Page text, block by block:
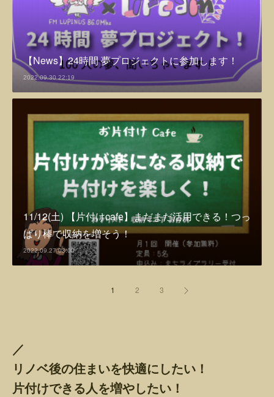
【News】24時間 夢プロジェクトに参加します！
2022.09.30 22:19
11/12(土) 【片付けcafe】まだまだ活用できる！つっ
ぱり棒で収納を増そう！
2022.09.27 03:00
1 2 3
／
リノベ後の住まいを快適にしたい！
片付けできる人を増やしたい！